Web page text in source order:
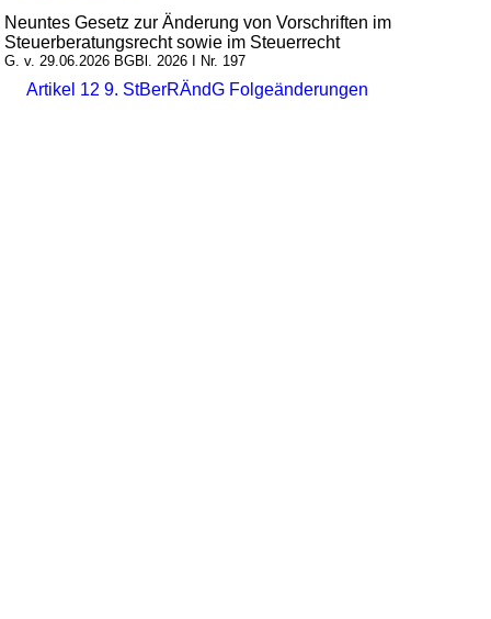
Neuntes Gesetz zur Änderung von Vorschriften im
Steuerberatungsrecht sowie im Steuerrecht
G. v. 29.06.2026 BGBl. 2026 I Nr. 197
Artikel 12 9. StBerRÄndG Folgeänderungen